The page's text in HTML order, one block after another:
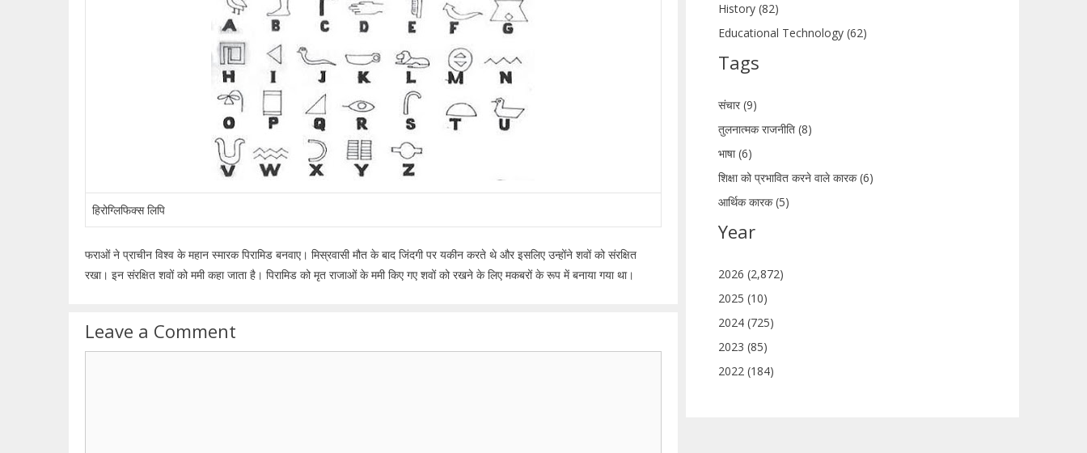
हिरोग्लिफिक्स लिपि
फराओं ने प्राचीन विश्व के महान स्मारक पिरामिड बनवाए। मिस्रवासी मौत के बाद जिंदगी पर यकीन करते थे और इसलिए उन्होंने शवों को संरक्षित
रखा। इन संरक्षित शवों को ममी कहा जाता है। पिरामिड को मृत राजाओं के ममी किए गए शवों को रखने के लिए मकबरों के रूप में बनाया गया था।
Leave a Comment
History (82)
Educational Technology (62)
Tags
संचार (9)
तुलनात्मक राजनीति (8)
भाषा (6)
शिक्षा को प्रभावित करने वाले कारक (6)
आर्थिक कारक (5)
Year
2026 (2,872)
2025 (10)
2024 (725)
2023 (85)
2022 (184)